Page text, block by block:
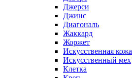
Джерси
Джинс
Диагональ
Жаккард
Жоржет
Искусственная кожа
Искусственный мех
Клетка